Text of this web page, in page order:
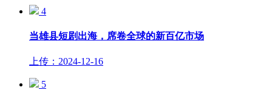
4
当雄县短剧出海，席卷全球的新百亿市场
上传：2024-12-16
5